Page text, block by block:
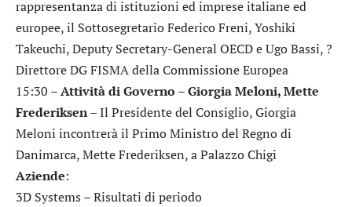
rappresentanza di istituzioni ed imprese italiane ed
europee, il Sottosegretario Federico Freni, Yoshiki
Takeuchi, Deputy Secretary-General OECD e Ugo Bassi, ?
Direttore DG FISMA della Commissione Europea
15:30 –Attività di Governo – Giorgia Meloni, Mette
Frederiksen– Il Presidente del Consiglio, Giorgia
Meloni incontrerà il Primo Ministro del Regno di
Danimarca, Mette Frederiksen, a Palazzo Chigi
Aziende:
3D Systems – Risultati di periodo